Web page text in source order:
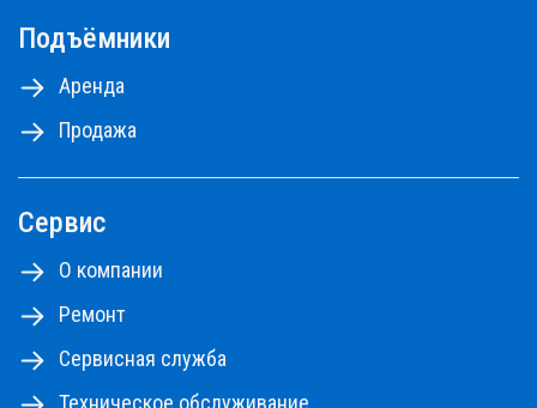
Самоходные ножничные подъемники с высотой
подъемники - до 48м.
ПРАЙС-ЛИСТ НА РЕМОНТНЫЕ РАБОТЫ
Подъёмники
Аренда
Продажа
Сервис
О компании
Ремонт
Сервисная служба
Техническое обслуживание